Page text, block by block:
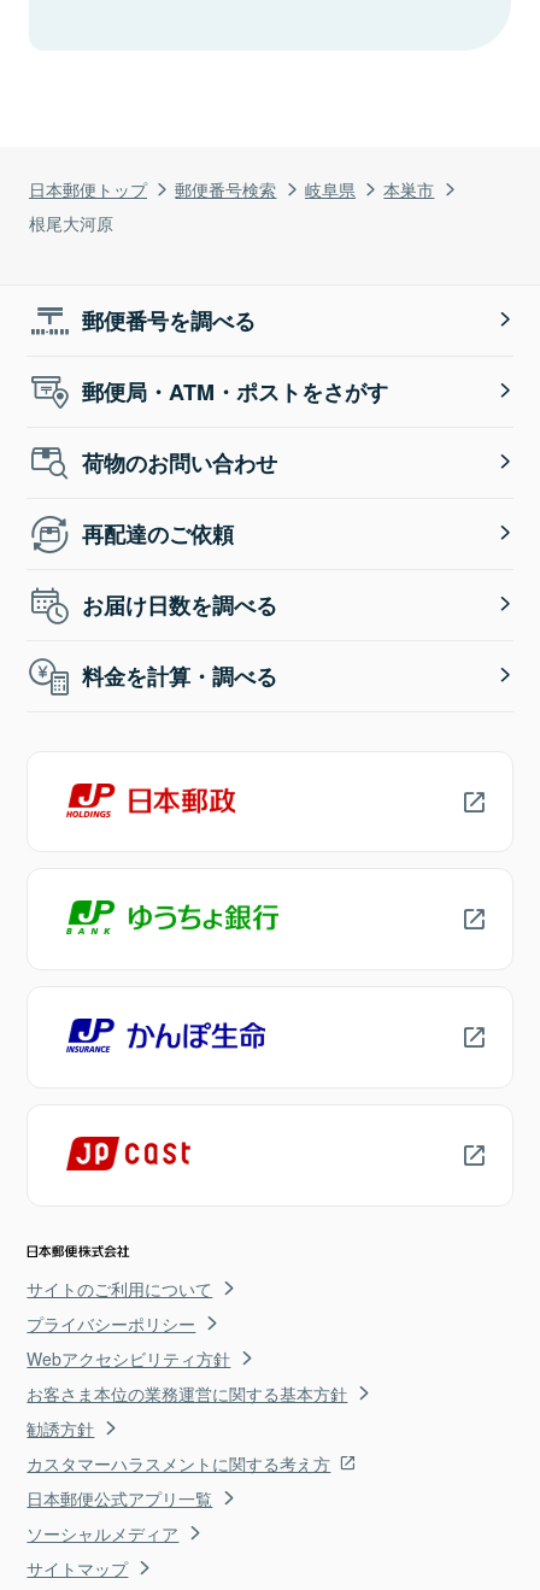
日本郵便トップ 郵便番号検索 岐阜県
本巣市
根尾大河原
郵便番号を調べる
郵便局・ATM・ポストをさがす
荷物のお問い合わせ
再配達のご依頼
お届け日数を調べる
料金を計算・調べる
サイトのご利用について
プライバシーポリシー
Webアクセシビリティ方針
お客さま本位の業務運営に関する基本方針
勧誘方針
カスタマーハラスメントに関する考え方
日本郵便公式アプリ一覧
ソーシャルメディア
サイトマップ